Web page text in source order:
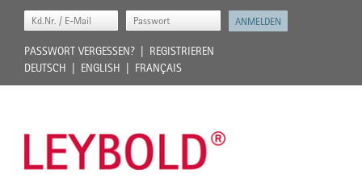
PASSWORT VERGESSEN?
REGISTRIEREN
DEUTSCH
ENGLISH FRANÇAIS